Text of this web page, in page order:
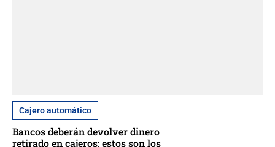
Cajero automático
Bancos deberán devolver dinero
retirado en cajeros: estos son los